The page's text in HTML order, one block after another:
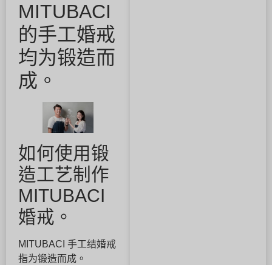
MITUBACI
的手工婚戒
均为锻造而
成。
如何使用锻
造工艺制作
MITUBACI
婚戒。
MITUBACI 手工结婚戒
指为锻造而成。